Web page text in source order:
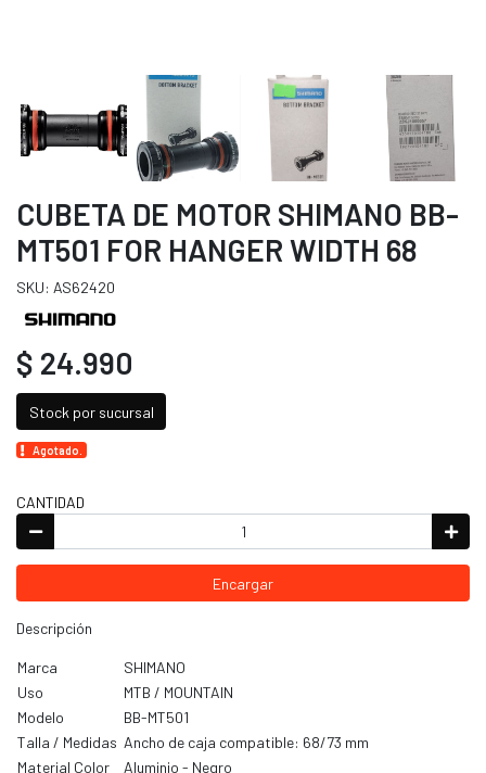
CUBETA DE MOTOR SHIMANO BB-
MT501 FOR HANGER WIDTH 68
SKU: AS62420
$ 24.990
Stock por sucursal
Agotado.
CANTIDAD
Encargar
Descripción
Marca
SHIMANO
Uso
MTB / MOUNTAIN
Modelo
BB-MT501
Talla / Medidas Ancho de caja compatible: 68/73 mm
Material Color
Aluminio - Negro